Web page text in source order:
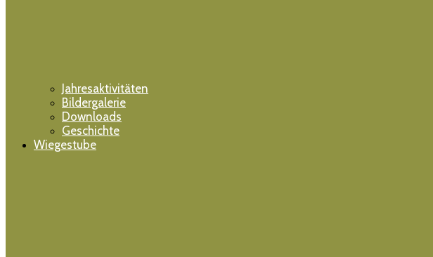
Jahresaktivitäten
Bildergalerie
Downloads
Geschichte
Wiegestube